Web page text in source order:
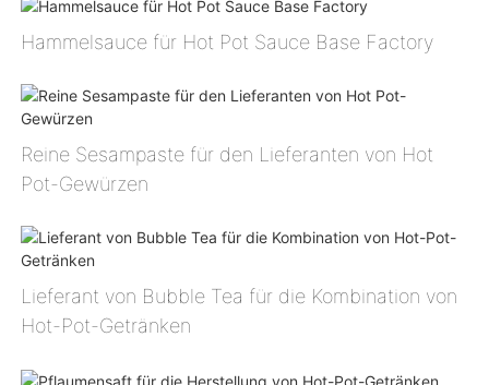
Hammelsauce für Hot Pot Sauce Base Factory
Reine Sesampaste für den Lieferanten von Hot
Pot-Gewürzen
Lieferant von Bubble Tea für die Kombination von
Hot-Pot-Getränken